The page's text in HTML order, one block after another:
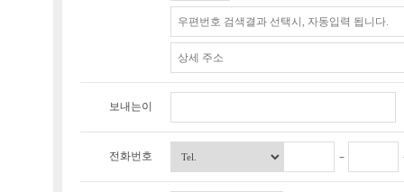
보내는이
전화번호